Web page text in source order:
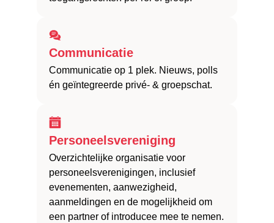
Communicatie
Communicatie op 1 plek. Nieuws, polls
én geïntegreerde privé- & groepschat.
Personeelsvereniging
Overzichtelijke organisatie voor
personeelsverenigingen, inclusief
evenementen, aanwezigheid,
aanmeldingen en de mogelijkheid om
een partner of introducee mee te nemen.